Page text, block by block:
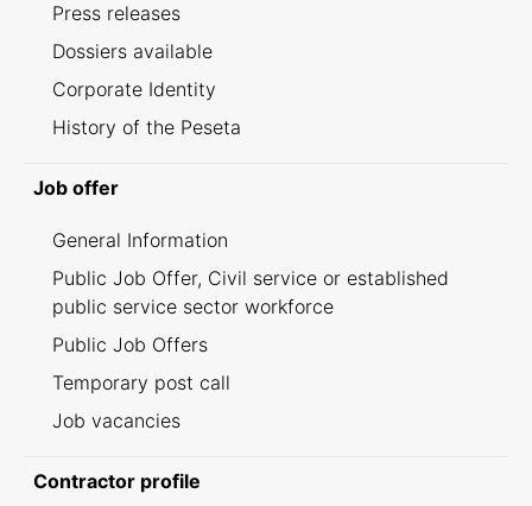
Press releases
Dossiers available
Corporate Identity
History of the Peseta
Job offer
General Information
Public Job Offer, Civil service or established
public service sector workforce
Public Job Offers
Temporary post call
Job vacancies
Contractor profile